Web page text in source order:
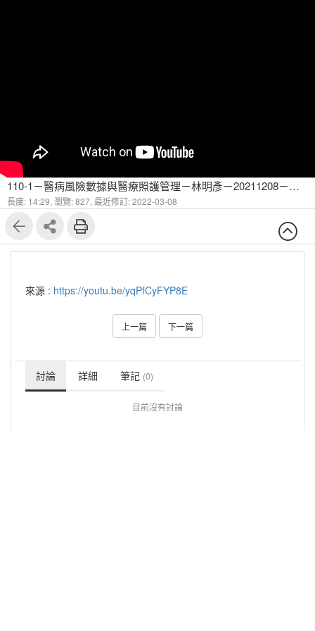
110-1－醫病風險數據與醫療照護管理－林明彥－20211208－預測模型的效能評估-1
長度: 14:29, 瀏覽: 827, 最近修訂: 2022-03-08
來源 : https://youtu.be/yqPfCyFYP8E
上一篇 下一篇
討論 詳細 筆記 (0)
目前沒有討論